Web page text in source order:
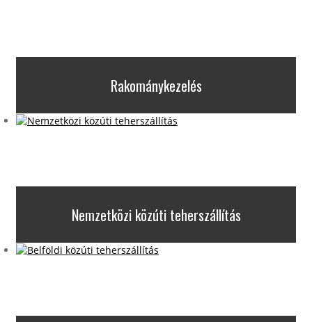
Rakománykezelés
Nemzetközi közúti teherszállítás